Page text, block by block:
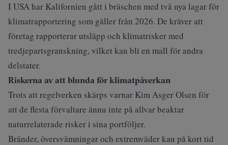
I USA har Kalifornien gått i bräschen med två nya lagar för
klimatrapportering som gäller från 2026. De kräver att
företag rapporterar utsläpp och klimatrisker med
tredjepartsgranskning, vilket kan bli en mall för andra
delstater.
Riskerna av att blunda för klimatpåverkan
Trots att regelverken skärps varnar Kim Asger Olsen för
att de flesta förvaltare ännu inte på allvar beaktar
naturrelaterade risker i sina portföljer.
Bränder, översvämningar och extremväder kan på kort tid